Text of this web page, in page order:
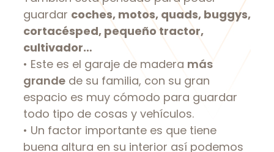
guardar coches, motos, quads, buggys,
cortacésped, pequeño tractor,
cultivador…
• Este es el garaje de madera más
grande de su familia, con su gran
espacio es muy cómodo para guardar
todo tipo de cosas y vehículos.
• Un factor importante es que tiene
buena altura en su interior así podemos